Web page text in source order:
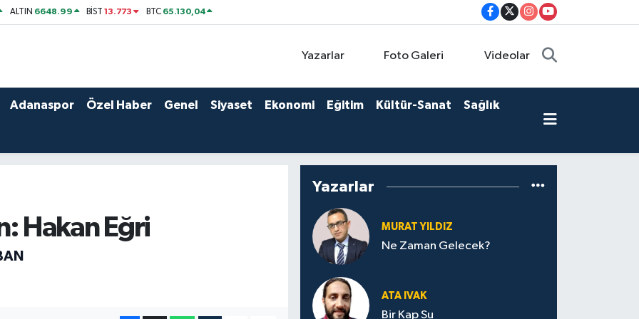
ALTIN 6648.99 BİST13.773 BTC 65.130,04
Yazarlar Foto Galeri Videolar
Adanaspor Özel Haber Genel Siyaset Ekonomi Eğitim Kültür-Sanat Sağlık
Hakan Eğri
Yazarlar
MURAT YILDIZ
Ne Zaman Gelecek?
ATA IVAK
Bir Kap Su